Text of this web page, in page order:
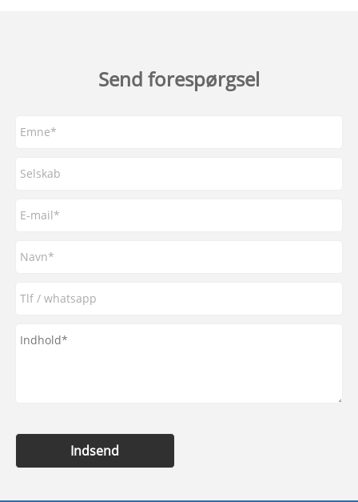
Send forespørgsel
Indsend